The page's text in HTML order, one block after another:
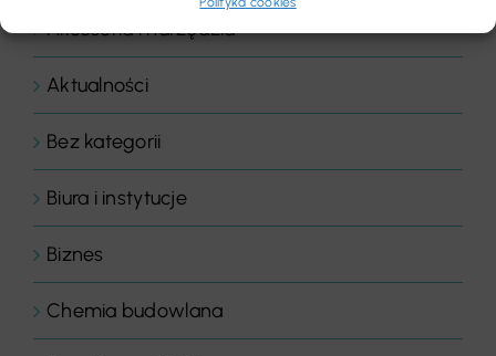
Akcesoria i narzędzia
Aktualności
Bez kategorii
Biura i instytucje
Biznes
Chemia budowlana